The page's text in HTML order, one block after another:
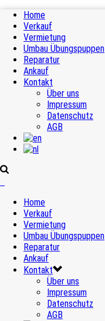
Home
Verkauf
Vermietung
Umbau Übungspuppen
Reparatur
Ankauf
Kontakt
Über uns
Impressum
Datenschutz
AGB
Home
Verkauf
Vermietung
Umbau Übungspuppen
Reparatur
Ankauf
Kontakt
Über uns
Impressum
Datenschutz
AGB